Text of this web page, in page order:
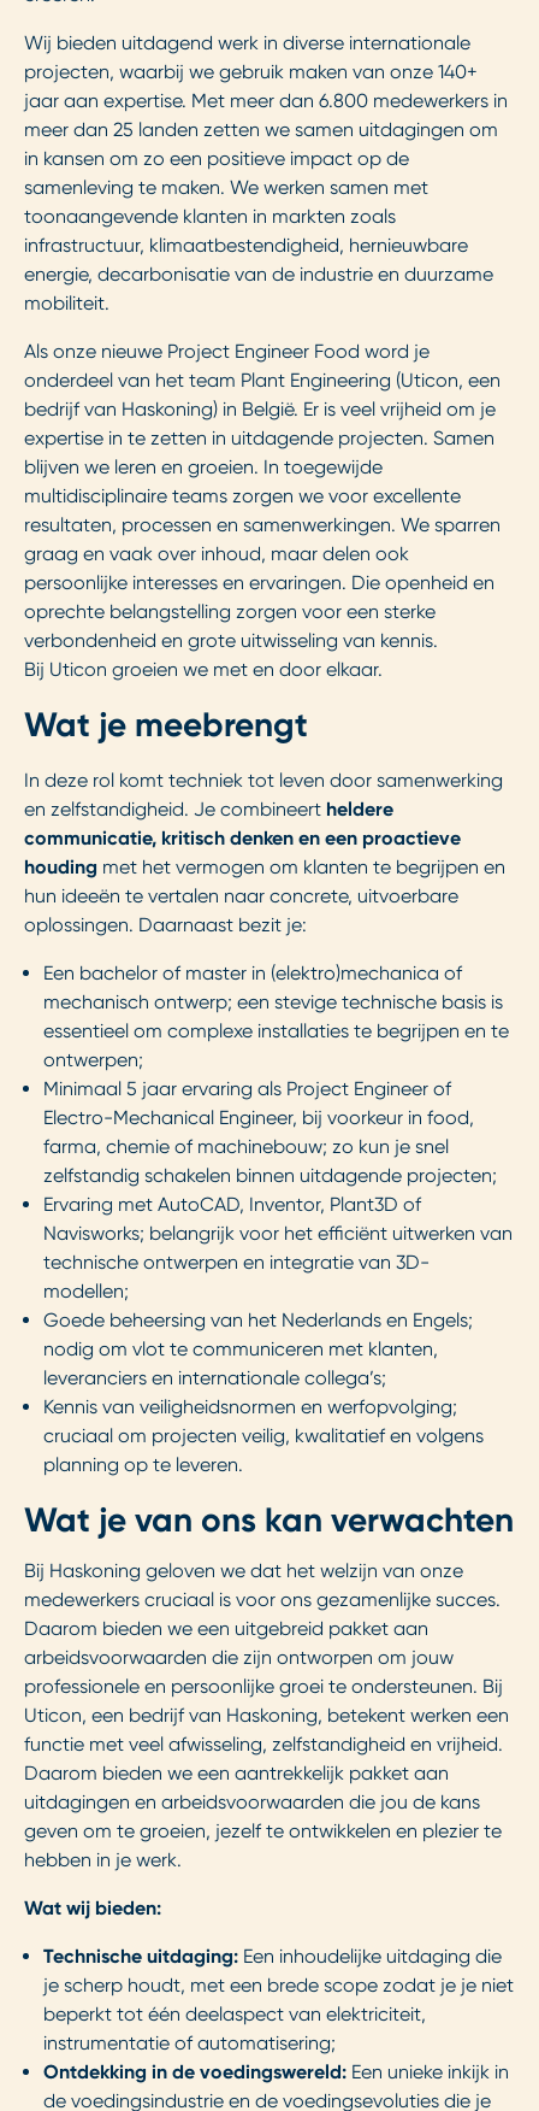
Wij bieden uitdagend werk in diverse internationale
projecten, waarbij we gebruik maken van onze 140+
jaar aan expertise. Met meer dan 6.800 medewerkers in
meer dan 25 landen zetten we samen uitdagingen om
in kansen om zo een positieve impact op de
samenleving te maken. We werken samen met
toonaangevende klanten in markten zoals
infrastructuur, klimaatbestendigheid, hernieuwbare
energie, decarbonisatie van de industrie en duurzame
mobiliteit.
Als onze nieuwe Project Engineer Food word je
onderdeel van het team Plant Engineering (Uticon, een
bedrijf van Haskoning) in België. Er is veel vrijheid om je
expertise in te zetten in uitdagende projecten. Samen
blijven we leren en groeien. In toegewijde
multidisciplinaire teams zorgen we voor excellente
resultaten, processen en samenwerkingen. We sparren
graag en vaak over inhoud, maar delen ook
persoonlijke interesses en ervaringen. Die openheid en
oprechte belangstelling zorgen voor een sterke
verbondenheid en grote uitwisseling van kennis.
Bij Uticon groeien we met en door elkaar.
Wat je meebrengt
In deze rol komt techniek tot leven door samenwerking
en zelfstandigheid. Je combineert heldere
communicatie, kritisch denken en een proactieve
houding met het vermogen om klanten te begrijpen en
hun ideeën te vertalen naar concrete, uitvoerbare
oplossingen. Daarnaast bezit je:
Een bachelor of master in (elektro)mechanica of
mechanisch ontwerp; een stevige technische basis is
essentieel om complexe installaties te begrijpen en te
ontwerpen;
Minimaal 5 jaar ervaring als Project Engineer of
Electro-Mechanical Engineer, bij voorkeur in food,
farma, chemie of machinebouw; zo kun je snel
zelfstandig schakelen binnen uitdagende projecten;
Ervaring met AutoCAD, Inventor, Plant3D of
Navisworks; belangrijk voor het efficiënt uitwerken van
technische ontwerpen en integratie van 3D-
modellen;
Goede beheersing van het Nederlands en Engels;
nodig om vlot te communiceren met klanten,
leveranciers en internationale collega’s;
Kennis van veiligheidsnormen en werfopvolging;
cruciaal om projecten veilig, kwalitatief en volgens
planning op te leveren.
Wat je van ons kan verwachten
Bij Haskoning geloven we dat het welzijn van onze
medewerkers cruciaal is voor ons gezamenlijke succes.
Daarom bieden we een uitgebreid pakket aan
arbeidsvoorwaarden die zijn ontworpen om jouw
professionele en persoonlijke groei te ondersteunen. Bij
Uticon, een bedrijf van Haskoning, betekent werken een
functie met veel afwisseling, zelfstandigheid en vrijheid.
Daarom bieden we een aantrekkelijk pakket aan
uitdagingen en arbeidsvoorwaarden die jou de kans
geven om te groeien, jezelf te ontwikkelen en plezier te
hebben in je werk.
Wat wij bieden:
Technische uitdaging: Een inhoudelijke uitdaging die
je scherp houdt, met een brede scope zodat je je niet
beperkt tot één deelaspect van elektriciteit,
instrumentatie of automatisering;
Ontdekking in de voedingswereld: Een unieke inkijk in
de voedingsindustrie en de voedingsevoluties die je